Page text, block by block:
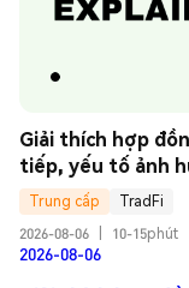
Giải thích hợp
tiếp, yếu tố ảnh
Trung cấp
TradFi
2026-08-06
10-15phút
2026-08-06